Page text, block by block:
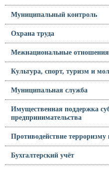
Муниципальный контроль
Охрана труда
Межнациональные отношения
Культура, спорт, туризм и
Муниципальная служба
Имущественная поддержка
предпринимательства
Противодействие терроризму
Бухгалтерский учёт